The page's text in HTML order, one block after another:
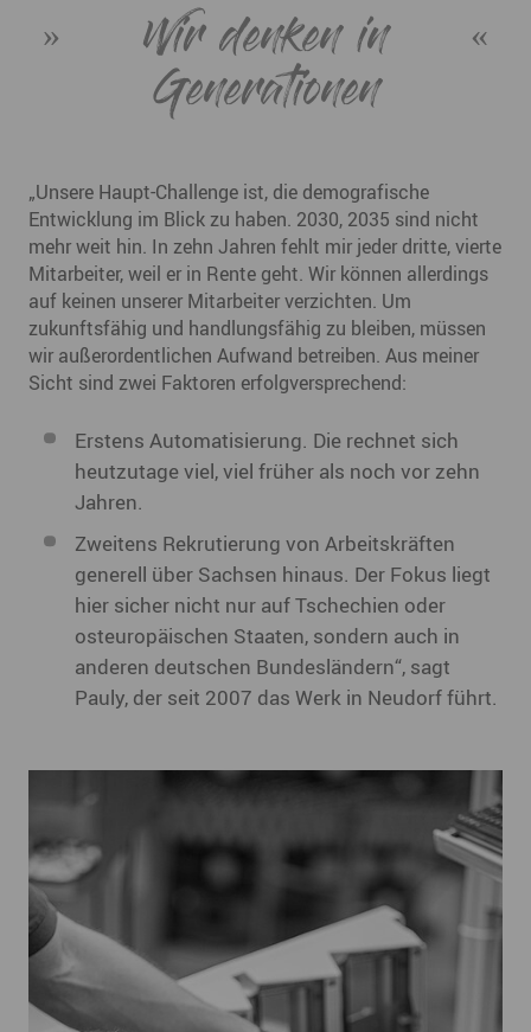
Wir denken in
Generationen
„Unsere Haupt-Challenge ist, die demografische
Entwicklung im Blick zu haben. 2030, 2035 sind nicht
mehr weit hin. In zehn Jahren fehlt mir jeder dritte, vierte
Mitarbeiter, weil er in Rente geht. Wir können allerdings
auf keinen unserer Mitarbeiter verzichten. Um
zukunftsfähig und handlungsfähig zu bleiben, müssen
wir außerordentlichen Aufwand betreiben. Aus meiner
Sicht sind zwei Faktoren erfolgversprechend:
Erstens Automatisierung. Die rechnet sich
heutzutage viel, viel früher als noch vor zehn
Jahren.
Zweitens Rekrutierung von Arbeitskräften
generell über Sachsen hinaus. Der Fokus liegt
hier sicher nicht nur auf Tschechien oder
osteuropäischen Staaten, sondern auch in
anderen deutschen Bundesländern“, sagt
Pauly, der seit 2007 das Werk in Neudorf führt.